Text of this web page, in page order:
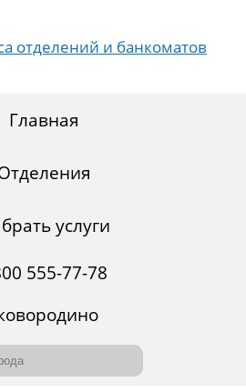
Главная
услуги
555-77-78